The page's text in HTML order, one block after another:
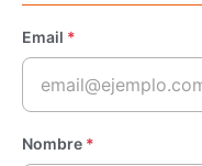
Email *
Nombre *